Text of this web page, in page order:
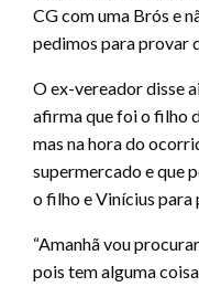
CG com uma Brós e
pedimos para provar
O ex-vereador disse
afirma que foi o filho
mas na hora do
supermercado e que
o filho e Vinícius para
“Amanhã vou
pois tem alguma